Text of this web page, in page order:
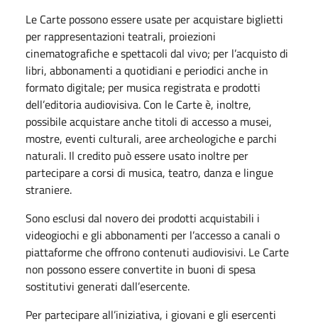
Le Carte possono essere usate per acquistare biglietti
per rappresentazioni teatrali, proiezioni
cinematografiche e spettacoli dal vivo; per l’acquisto di
libri, abbonamenti a quotidiani e periodici anche in
formato digitale; per musica registrata e prodotti
dell’editoria audiovisiva. Con le Carte è, inoltre,
possibile acquistare anche titoli di accesso a musei,
mostre, eventi culturali, aree archeologiche e parchi
naturali. Il credito può essere usato inoltre per
partecipare a corsi di musica, teatro, danza e lingue
straniere.
Sono esclusi dal novero dei prodotti acquistabili i
videogiochi e gli abbonamenti per l’accesso a canali o
piattaforme che offrono contenuti audiovisivi. Le Carte
non possono essere convertite in buoni di spesa
sostitutivi generati dall’esercente.
Per partecipare all’iniziativa, i giovani e gli esercenti